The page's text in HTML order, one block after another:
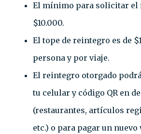
El mínimo para solicitar el
$10.000.
El tope de reintegro es de
persona y por viaje.
El reintegro otorgado
tu celular y código QR en
(restaurantes, artículos
etc.) o para pagar un nuevo